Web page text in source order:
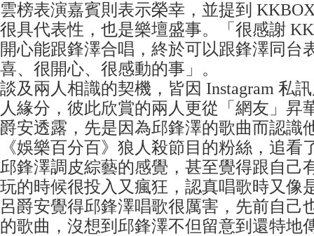
雲榜表演嘉賓則表示榮幸，並提到
很具代表性，也是樂壇盛事。「很感謝
開心能跟鋒澤合唱，終於可以跟鋒澤同台
喜、很開心、很感動的事」。
談及兩人相識的契機，皆因 Instagram 私
人緣分，彼此欣賞的兩人更從「網友」昇
爵安透露，先是因為邱鋒澤的歌曲而認識
《娛樂百分百》狼人殺節目的粉絲，追看
邱鋒澤調皮綜藝的感覺，甚至覺得跟自己
玩的時候很投入又瘋狂，認真唱歌時又像
呂爵安覺得邱鋒澤唱歌很厲害，先前自己
的歌曲，沒想到邱鋒澤不但留意到還特地